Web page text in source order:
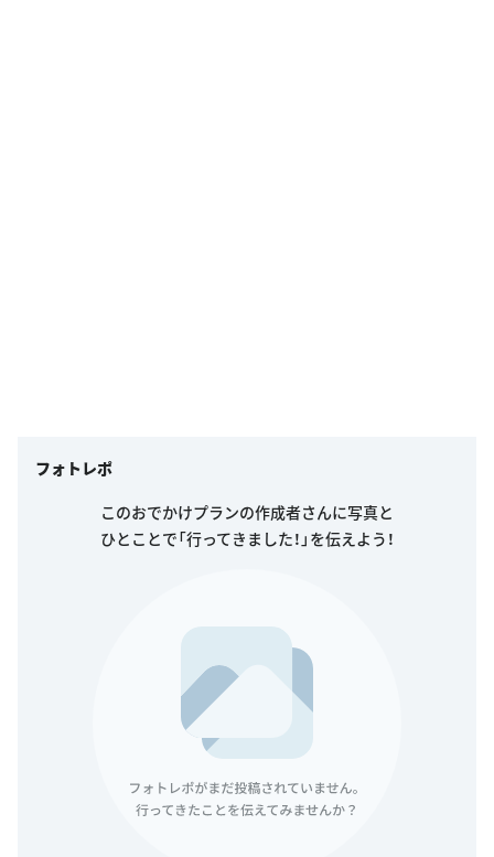
フォトレポ
このおでかけプランの作成者さんに写真と
ひとことで「行ってきました！」を伝えよう！